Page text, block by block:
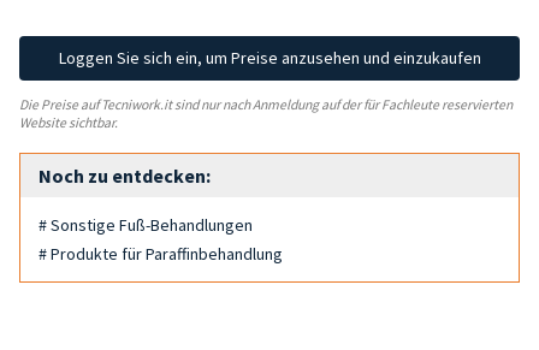
Loggen Sie sich ein, um Preise anzusehen und einzukaufen
Die Preise auf Tecniwork.it sind nur nach Anmeldung auf der für Fachleute reservierten
Website sichtbar.
Noch zu entdecken:
# Sonstige Fuß-Behandlungen
# Produkte für Paraffinbehandlung